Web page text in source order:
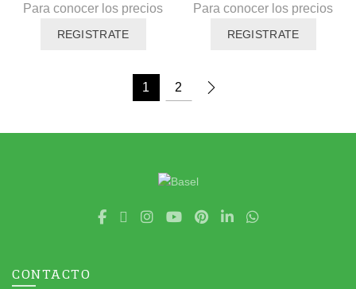
Para conocer los precios
REGISTRATE
Para conocer los precios
REGISTRATE
1 2
CONTACTO